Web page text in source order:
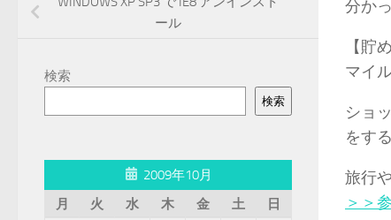
分か
【貯
マイ
ショ
をす
旅行
＞＞
ール
検索
検索
2009年10月
月
火 水 木 金 土
日